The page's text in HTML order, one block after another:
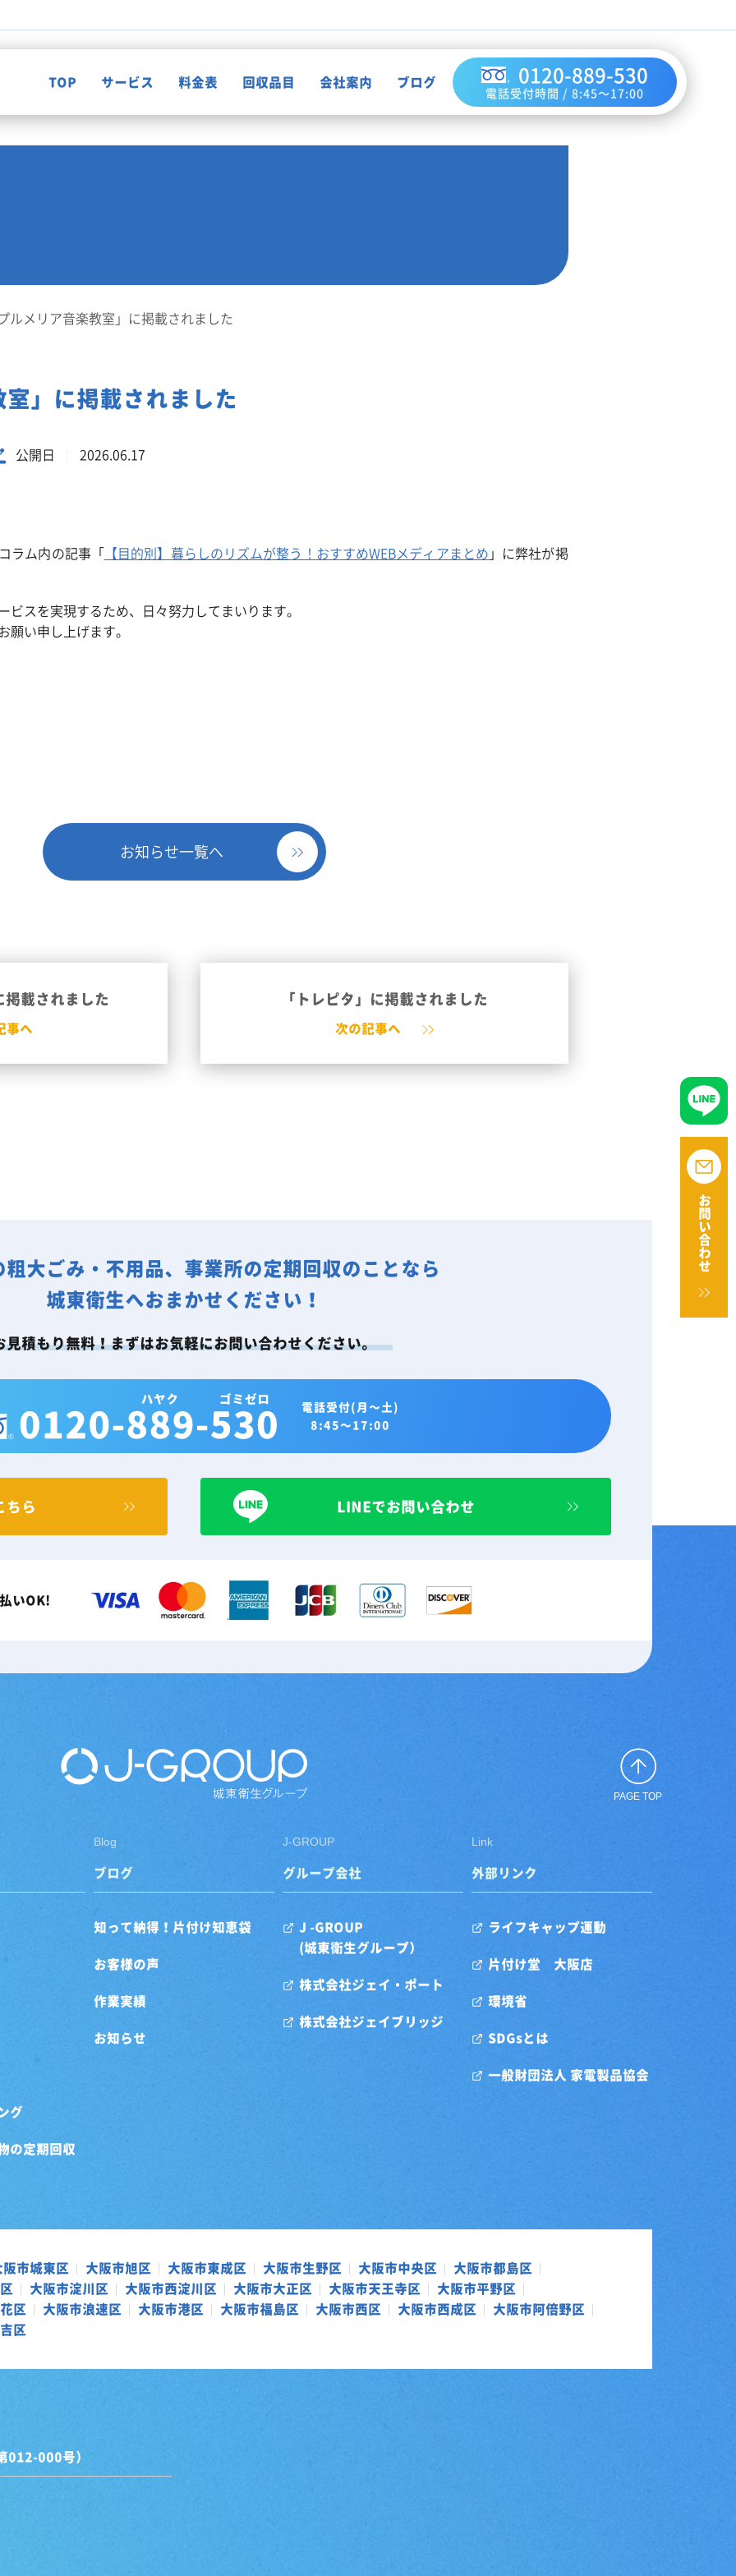
TOP サービス
事業系一般廃棄物の定期回収
料金表 回収品目 会社案内 ブログ 0120-889-530
電話受付時間 / 8:45～17:00
お問い合わせ
ルメリア音楽教室」に掲載されました
」に掲載されました
公開日 2026.06.17
ラム内の記事「 【目的別】暮らしのリズムが整う！おすすめWEBメディアまとめ 」に弊社が掲
ビスを実現するため、日々努力してまいります。
願い申し上げます。
お知らせ一覧へ
掲載されました
事へ
「トレピタ」に掲載されました
次の記事へ
粗大ごみ・不用品、事業所の定期回収のことなら
城東衛生へおまかせください！
見積もり無料！まずはお気軽にお問い合わせください。
電話受付(月～土)
8:45～17:00
ちら LINEでお問い合わせ
いOK!
PAGE TOP
グ
の定期回収
Blog
ブログ
知って納得！片付け知恵袋
お客様の声
作業実績
お知らせ
J-GROUP
グループ会社
J -GROUP
(城東衛生グループ）
株式会社ジェイ・ポート
株式会社ジェイブリッジ
Link
外部リンク
ライフキャップ運動
片付け堂 大阪店
環境省
SDGsとは
一般財団法人 家電製品協会
阪市城東区 大阪市旭区 大阪市東成区 大阪市生野区 大阪市中央区
大阪市都島区
大阪市淀川区 大阪市西淀川区 大阪市大正区 大阪市天王寺区
大阪市平野区
区
大阪市浪速区 大阪市港区 大阪市福島区 大阪市西区 大阪市西成区
大阪市阿倍野区
区
012-000号）